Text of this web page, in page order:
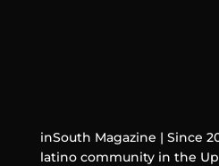
inSouth Magazine | Since
latino community in the